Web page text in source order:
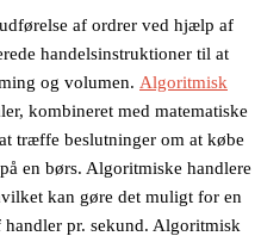
af ordrer ved hjælp af
handelsinstruktioner til at
og volumen. Algoritmisk
kombineret med matematiske
træffe beslutninger om at købe
en børs. Algoritmiske handlere
kan gøre det muligt for en
pr. sekund. Algoritmisk